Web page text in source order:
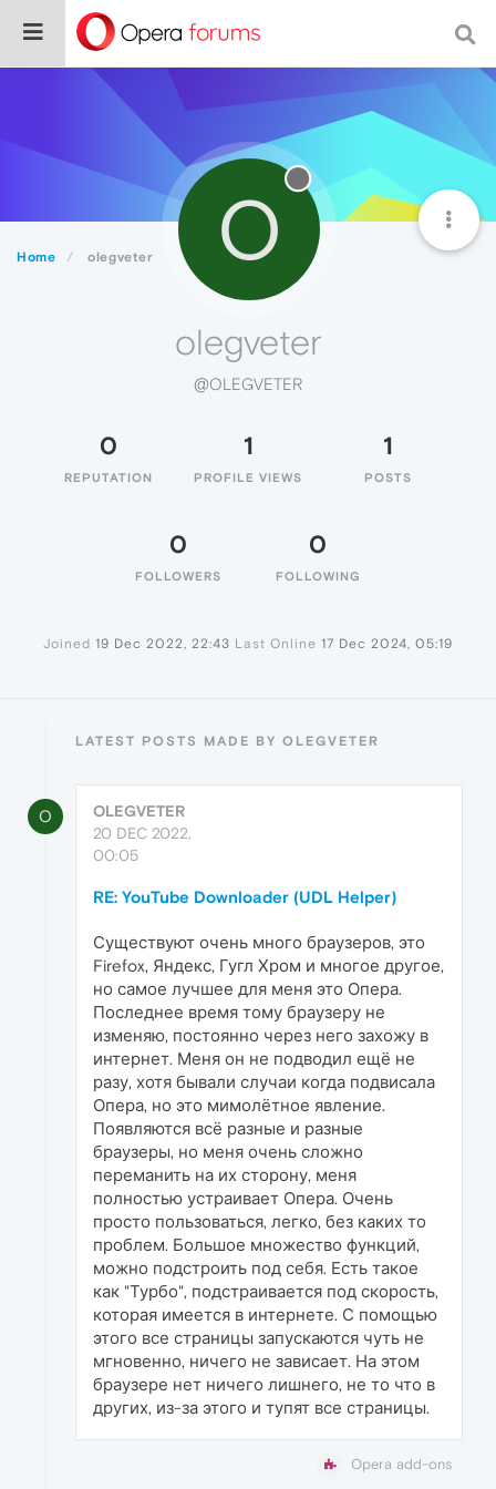
Home olegveter O
olegveter
@OLEGVETER
0
REPUTATION
1
PROFILE VIEWS
1
POSTS
0
FOLLOWERS
0
FOLLOWING
Joined 19 Dec 2022, 22:43 Last Online 17 Dec 2024, 05:19
LATEST POSTS MADE BY OLEGVETER
O
OLEGVETER
20 DEC 2022,
00:05
RE: YouTube Downloader (UDL Helper)
Существуют очень много браузеров, это
Firefox, Яндекс, Гугл Хром и многое другое,
но самое лучшее для меня это Опера.
Последнее время тому браузеру не
изменяю, постоянно через него захожу в
интернет. Меня он не подводил ещё не
разу, хотя бывали случаи когда подвисала
Опера, но это мимолётное явление.
Появляются всё разные и разные
браузеры, но меня очень сложно
переманить на их сторону, меня
полностью устраивает Опера. Очень
просто пользоваться, легко, без каких то
проблем. Большое множество функций,
можно подстроить под себя. Есть такое
как "Турбо", подстраивается под скорость,
которая имеется в интернете. С помощью
этого все страницы запускаются чуть не
мгновенно, ничего не зависает. На этом
браузере нет ничего лишнего, не то что в
других, из-за этого и тупят все страницы.
Opera add-ons